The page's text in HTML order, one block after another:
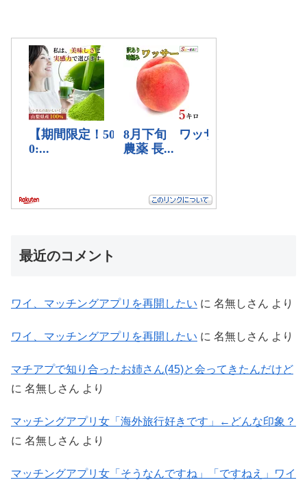
最近のコメント
ワイ、マッチングアプリを再開したい に 名無しさん より
ワイ、マッチングアプリを再開したい に 名無しさん より
マチアプで知り合ったお姉さん(45)と会ってきたんだけど
に 名無しさん より
マッチングアプリ女「海外旅行好きです」←どんな印象？
に 名無しさん より
マッチングアプリ女「そうなんですね」「ですねえ」ワイ